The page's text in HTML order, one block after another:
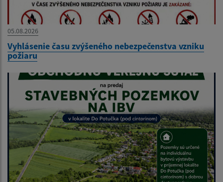
05.08.2026
Vyhlásenie času zvýšeného nebezpečenstva vzniku
požiaru